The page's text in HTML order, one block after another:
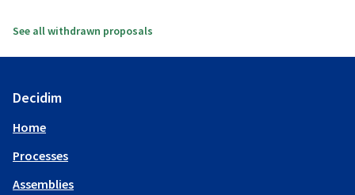
See all withdrawn proposals
Decidim
Home
Processes
Assemblies